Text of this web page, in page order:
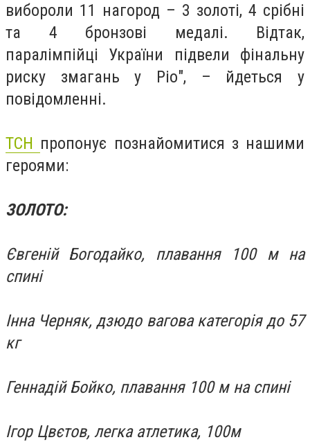
вибороли 11 нагород – 3 золоті, 4 срібні
та 4 бронзові медалі. Відтак,
паралімпійці України підвели фінальну
риску змагань у Ріо", – йдеться у
повідомленні.
ТСН пропонує познайомитися з нашими
героями:
ЗОЛОТО:
Євгеній Богодайко, плавання 100 м на
спині
Інна Черняк, дзюдо вагова категорія до 57
кг
Геннадій Бойко, плавання 100 м на спині
Ігор Цвєтов, легка атлетика, 100м